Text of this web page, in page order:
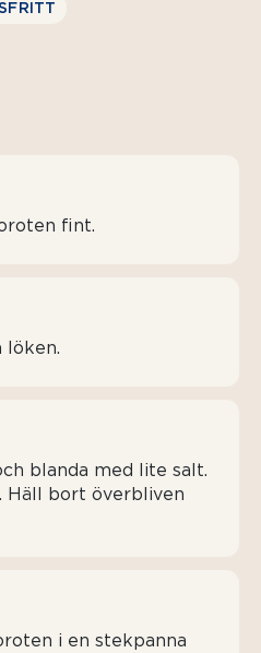
fint.
löken.
blanda med lite salt.
Häll bort överbliven
i en stekpanna